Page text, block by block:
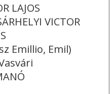
LAJOS
VICTOR
Emillio, Emil)